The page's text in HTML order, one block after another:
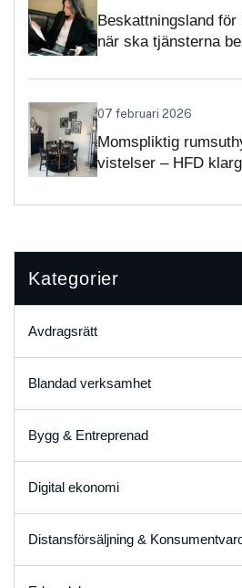
Beskattningsland
när ska tjänsterna
07 februari 2026
Momspliktig
vistelser – HFD
Kategorier
Avdragsrätt
Blandad verksamhet
Bygg & Entreprenad
Digital ekonomi
Distansförsäljning &